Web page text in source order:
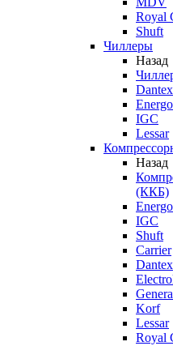
Royal
Shuft
Чиллеры
Назад
Dantex
IGC
Lessar
Назад
(ККБ)
IGC
Shuft
Carrier
Dantex
Korf
Lessar
Royal